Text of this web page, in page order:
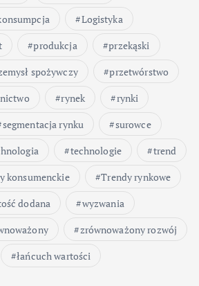
e
w
p
i
s
ó
w
Logistyka
produkcja
przekąski
spożywczy
przetwórstwo
rynek
rynki
segmentacja rynku
surowce
technologie
trend
konsumenckie
Trendy rynkowe
dodana
wyzwania
zrównoważony rozwój
łańcuch wartości